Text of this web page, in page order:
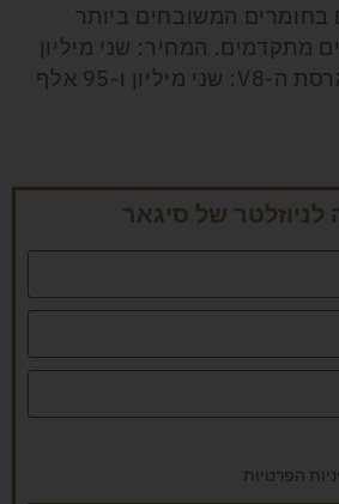
המשובחים ביותר
מתקדמים. המחיר: שני מיליון
ו-650 אלף שקל (בגרסת ה-V8: שני מיליון ו-95 אלף
של סיגאר
הפרטיות